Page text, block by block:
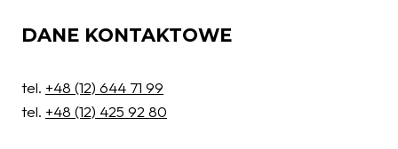
DANE KONTAKTOWE
tel. +48 (12) 644 71 99
tel. +48 (12) 425 92 80